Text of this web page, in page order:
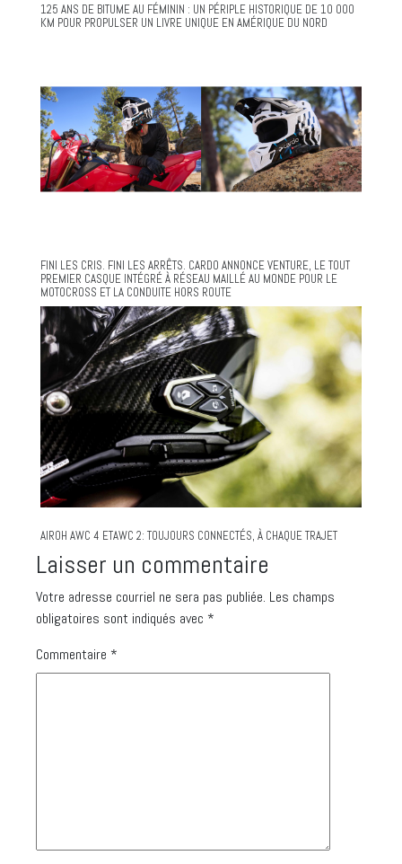
125 ANS DE BITUME AU FÉMININ : UN PÉRIPLE HISTORIQUE DE 10 000
KM POUR PROPULSER UN LIVRE UNIQUE EN AMÉRIQUE DU NORD
FINI LES CRIS. FINI LES ARRÊTS. CARDO ANNONCE VENTURE, LE TOUT
PREMIER CASQUE INTÉGRÉ À RÉSEAU MAILLÉ AU MONDE POUR LE
MOTOCROSS ET LA CONDUITE HORS ROUTE
AIROH AWC 4 ETAWC 2: TOUJOURS CONNECTÉS, À CHAQUE TRAJET
Laisser un commentaire
Votre adresse courriel ne sera pas publiée. Les champs
obligatoires sont indiqués avec *
Commentaire *